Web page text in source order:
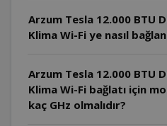
Arzum Tesla 12.000 BTU
Klima Wi-Fi ye nasıl
Arzum Tesla 12.000 BTU
Klima Wi-Fi bağlatı için moderm frekansı
kaç GHz olmalıdır?